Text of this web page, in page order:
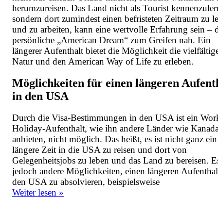
herumzureisen. Das Land nicht als Tourist
sondern dort zumindest einen befristeten Zeitraum zu
und zu arbeiten, kann eine wertvolle Erfahrung sein –
persönliche „American Dream“ zum Greifen nah. Ein
längerer Aufenthalt bietet die Möglichkeit die
Natur und den American Way of Life zu erleben.
Möglichkeiten für einen längeren
in den USA
Durch die Visa-Bestimmungen in den USA ist ein
Holiday-Aufenthalt, wie ihn andere Länder wie
anbieten, nicht möglich. Das heißt, es ist nicht ganz
längere Zeit in die USA zu reisen und dort von
Gelegenheitsjobs zu leben und das Land zu bereisen.
jedoch andere Möglichkeiten, einen längeren
den USA zu absolvieren, beispielsweise
Weiter lesen »